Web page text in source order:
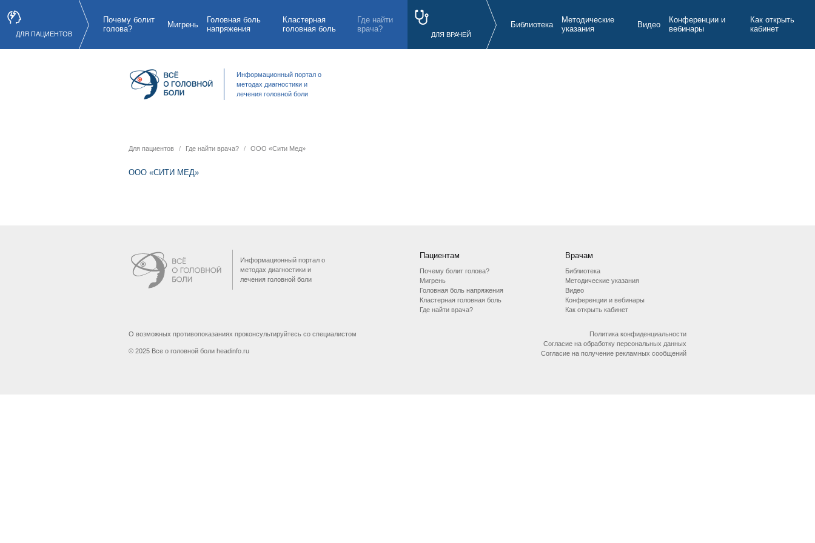
ДЛЯ ПАЦИЕНТОВ
Почему болит
голова?
Мигрень
Головная боль
напряжения
Кластерная
головная боль
Где найти
врача?
ДЛЯ ВРАЧЕЙ
Библиотека
Методические
указания
Видео
Конференции и
вебинары
Как открыть
кабинет
Информационный портал о
методах диагностики и
лечения головной боли
Для пациентов Где найти врача? ООО «Сити Мед»
ООО «СИТИ МЕД»
Информационный портал о
методах диагностики и
лечения головной боли
Пациентам
Почему болит голова?
Мигрень
Головная боль напряжения
Кластерная головная боль
Где найти врача?
Врачам
Библиотека
Методические указания
Видео
Конференции и вебинары
Как открыть кабинет
О возможных противопоказаниях проконсультируйтесь со специалистом
© 2025 Все о головной боли headinfo.ru
Политика конфиденциальности
Согласие на обработку персональных данных
Согласие на получение рекламных сообщений